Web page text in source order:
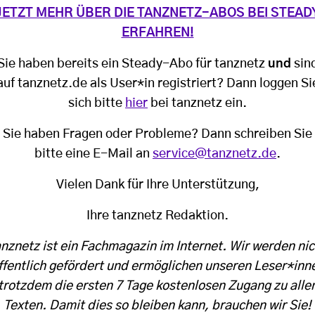
MEHR ÜBER DIE TANZNETZ-ABOS BEI
ERFAHREN!
haben bereits ein Steady-Abo für tanznetz und
tanznetz.de als User*in registriert? Dann loggen
sich bitte hier bei tanznetz ein.
Sie haben Fragen oder Probleme? Dann schreiben Sie
bitte eine E-Mail an service@tanznetz.de.
Vielen Dank für Ihre Unterstützung,
Ihre tanznetz Redaktion.
ist ein Fachmagazin im Internet. Wir werden
gefördert und ermöglichen unseren
die ersten 7 Tage kostenlosen Zugang zu
Texten. Damit dies so bleiben kann, brauchen wir Sie!